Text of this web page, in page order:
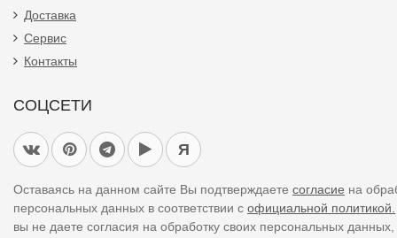
Доставка
Сервис
Контакты
СОЦСЕТИ
Я
Оставаясь на данном сайте Вы подтверждаете согласие на
персональных данных в соответствии с официальной политикой.
вы не даете согласия на обработку своих персональных